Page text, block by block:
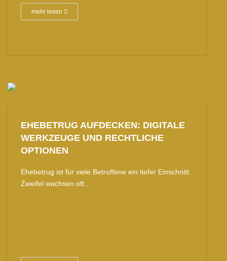
mehr lesen
EHEBETRUG AUFDECKEN: DIGITALE
WERKZEUGE UND RECHTLICHE
OPTIONEN
Ehebetrug ist für viele Betroffene ein tiefer Einschnitt.
Zweifel wachsen oft…